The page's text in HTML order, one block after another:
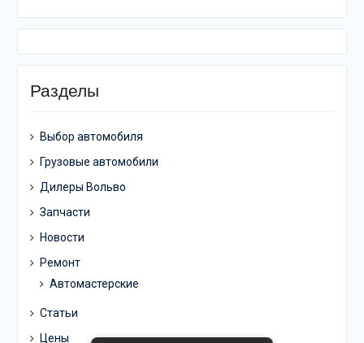
Разделы
Выбор автомобиля
Грузовые автомобили
Дилеры Вольво
Запчасти
Новости
Ремонт
Автомастерские
Статьи
Цены